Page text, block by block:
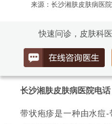
来源：长沙湘肤皮肤病医院
快速问诊，皮肤科
长沙湘肤皮肤病医院电
带状疱疹是一种由水痘